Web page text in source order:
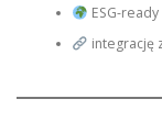
ESG-
integrację